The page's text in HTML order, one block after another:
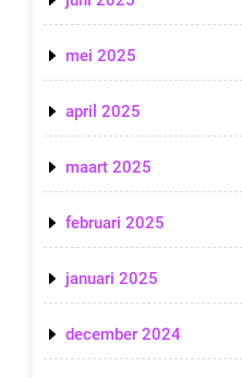
mei 2025
april 2025
maart 2025
februari 2025
januari 2025
december 2024